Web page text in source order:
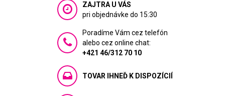
ZAJTRA U VÁS
pri objednávke do 15:30
Poradíme Vám cez telefón
alebo cez online chat:
+421 46/312 70 10
TOVAR IHNEĎ K DISPOZÍCIÍ